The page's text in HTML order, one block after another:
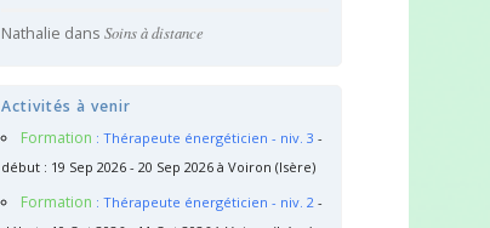
Nathalie dansSoins à distance
Activités à venir
Formation : Thérapeute énergéticien - niv. 3 -
début : 19 Sep 2026 - 20 Sep 2026 à Voiron (Isère)
Formation : Thérapeute énergéticien - niv. 2 -